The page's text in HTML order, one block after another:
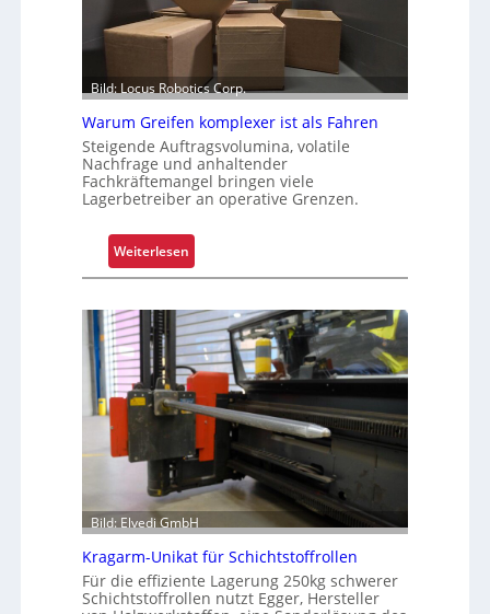
Bild: Locus Robotics Corp.
Warum Greifen komplexer ist als Fahren
Steigende Auftragsvolumina, volatile
Nachfrage und anhaltender
Fachkräftemangel bringen viele
Lagerbetreiber an operative Grenzen.
Weiterlesen:
W
r
u
m
G
r
i
e
n
k
o
m
Bild: Elvedi GmbH
Kragarm-Unikat für Schichtstoffrollen
Für die effiziente Lagerung 250kg schwerer
Schichtstoffrollen nutzt Egger, Hersteller